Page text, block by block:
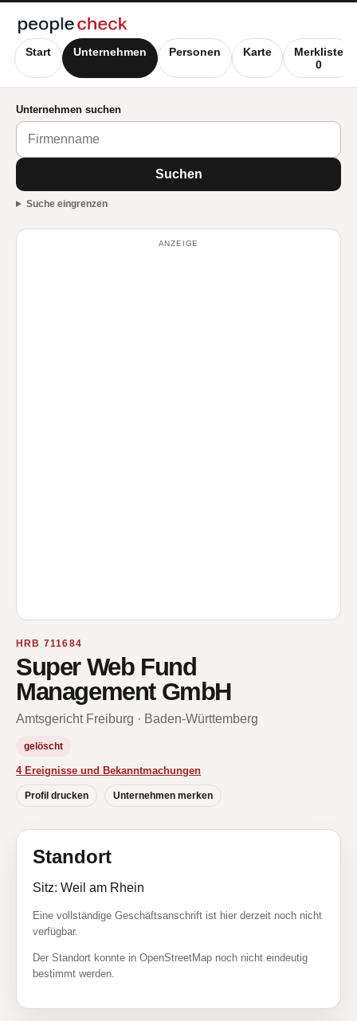
Start Unternehmen Personen Karte
Merkliste
0
Unternehmen suchen
Suchen
Suche eingrenzen
ANZEIGE
HRB 711684
Super Web Fund
Management GmbH
Amtsgericht Freiburg · Baden-Württemberg
gelöscht
4 Ereignisse und Bekanntmachungen
Profil drucken Unternehmen merken
Standort
Sitz: Weil am Rhein
Eine vollständige Geschäftsanschrift ist hier derzeit noch nicht
verfügbar.
Der Standort konnte in OpenStreetMap noch nicht eindeutig
bestimmt werden.